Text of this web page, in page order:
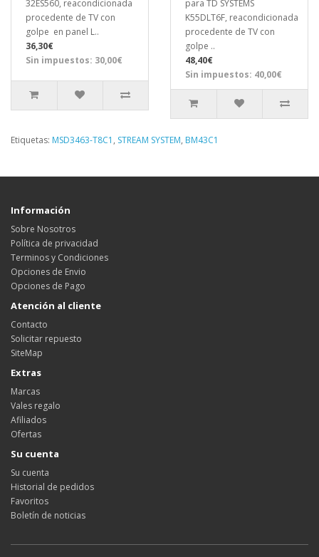
32ES560, reacondicionada
procedente de TV con
golpe en panel L..
36,30€
Sin impuestos: 30,00€
para TD SYSTEMS
K55DLT6F, reacondicionada
procedente de TV con
golpe ..
48,40€
Sin impuestos: 40,00€
Etiquetas: MSD3463-T8C1 , STREAM SYSTEM, BM43C1
Información
Sobre Nosotros
Política de privacidad
Terminos y Condiciones
Opciones de Envio
Opciones de Pago
Atención al cliente
Contacto
Solicitar repuesto
SiteMap
Extras
Marcas
Vales regalo
Afiliados
Ofertas
Su cuenta
Su cuenta
Historial de pedidos
Favoritos
Boletín de noticias